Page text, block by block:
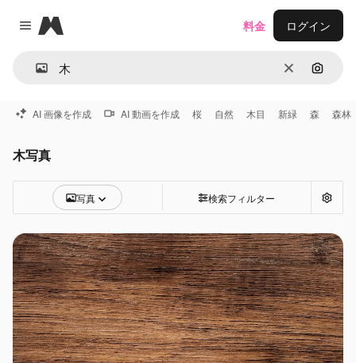
Close menu
Magnific
消去 画像で
料金 ログイン
AI 画像を作成 AI 動画を作成 桜 自然 木目 新緑 森 森林
木写真
写真 検索フィルター